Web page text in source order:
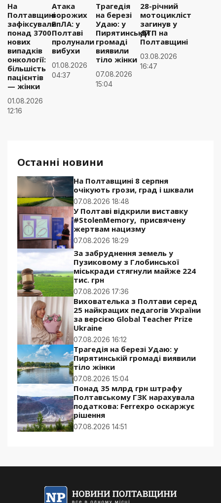
Останні новини
На Полтавщині 8 серпня
очікують грози, град і шквали
07.08.2026 18:48
У Полтаві відкрили виставку
#StolenMemory, присвячену
жертвам нацизму
07.08.2026 18:29
За забруднення земель у
Пузиковому з Глобинської
міськради стягнули майже 224
тис. грн
07.08.2026 17:36
Вихователька з Полтави серед
25 найкращих педагогів України
за версією Global Teacher Prize
Ukraine
07.08.2026 16:12
Трагедія на березі Удаю: у
Пирятинській громаді виявили
тіло жінки
07.08.2026 15:04
Понад 35 млрд грн штрафу
Полтавському ГЗК нарахувала
податкова: Ferrexpo оскаржує
рішення
07.08.2026 14:51
На
Полтавщині
зафіксували
понад 3700
нових
випадків
онкології:
більшість
пацієнтів
— жінки
01.08.2026
12:16
Атака
ворожих
БпЛА: у
Полтаві
пролунали
вибухи
01.08.2026
04:37
Трагедія
на березі
Удаю: у
Пирятинській
громаді
виявили
тіло жінки
07.08.2026
15:04
28-річний
мотоцикліст
загинув у
ДТП на
Полтавщині
03.08.2026
16:47